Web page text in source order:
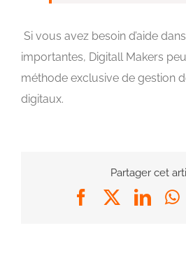
Si vous avez besoin d’aide
importantes, Digitall Makers
méthode exclusive de gestion
digitaux.
Partager cet
Facebook